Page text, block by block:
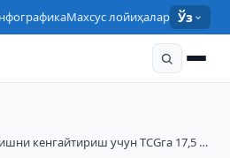
Махсус лойиҳалар Ўз
кенгайтириш учун ТСGга 17,5 …